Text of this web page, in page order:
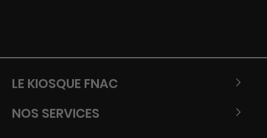
LE KIOSQUE FNAC
NOS SERVICES